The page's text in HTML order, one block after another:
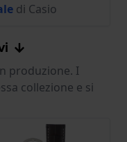
di Casio
produzione. I
collezione e si